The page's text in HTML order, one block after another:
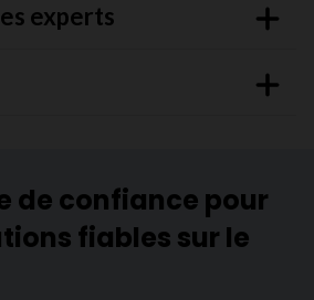
experts
de confiance pour
fiables sur le